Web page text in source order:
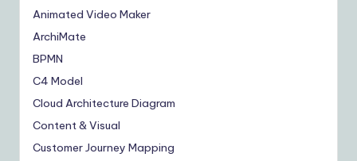
Animated Video Maker
ArchiMate
BPMN
C4 Model
Cloud Architecture Diagram
Content & Visual
Customer Journey Mapping